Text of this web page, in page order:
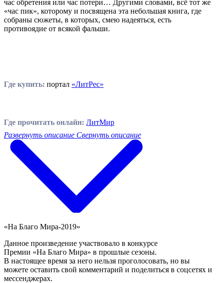
час обретения или час потери… Другими словами, всё тот же
«час пик», которому и посвящена эта небольшая книга, где
собраны сюжеты, в которых, смею надеяться, есть
противоядие от всякой фальши.
Где купить: портал «ЛитРес»
Где прочитать онлайн: ЛитМир
Развернуть описание Свернуть описание
«На Благо Мира-2019»
Данное произведение участвовало в конкурсе
Премии «На Благо Мира» в прошлые сезоны.
В настоящее время за него нельзя проголосовать, но вы
можете оставить свой комментарий и поделиться в соцсетях и
мессенджерах.